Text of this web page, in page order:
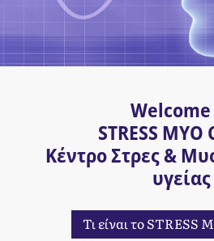
STRESS
Κέντρο Στρες &
υγείας
Τι είναι το STRESS